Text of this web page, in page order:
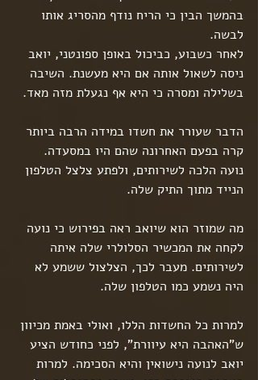
בהמשך הבין כי הריח נודף מהסריג אותו
לבשה.
לאחר כשבוע, כביכול באופן ספונטני, יואב
ניסה לשאול אותה אם היא מעשנת. השיבה
בשלילה ומסרה כי היא אף נגעלת מזה מאד.
הדבר שעורר את חשדו במידה הרבה ביותר
קרה בפעם האחרונה שהם היו במסעדה.
נועה הלכה לשירותים, ולפתע צלצל הטלפון
הנייד מתוך התיק שלה.
מה שמוזר הוא שיואב ראה בפירוש כי נועה
לקחה את המכשיר הסלולרי שלה איתה
לשירותים. מעבר לכך, הצלצול ששמע לא
היה נשמע כמו הטלפון שלה.
למרות כל החשדות הללו, ואולי באמת מכיוון
ש"האהבה היא עיוורת", לפני כחודש הציע
יואב לנועה נישואין והיא הסכימה. למרות